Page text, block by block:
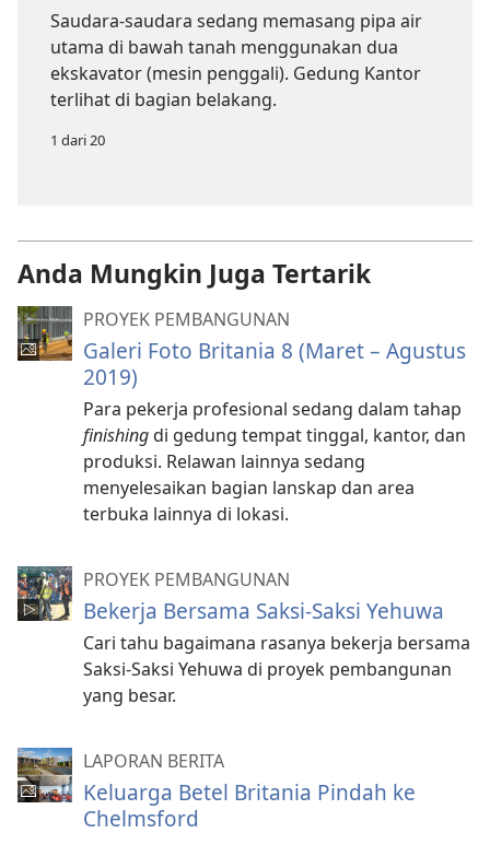
Saudara-saudara sedang memasang pipa air
utama di bawah tanah menggunakan dua
ekskavator (mesin penggali). Gedung Kantor
terlihat di bagian belakang.
1 dari 20
Anda Mungkin Juga Tertarik
PROYEK PEMBANGUNAN
Galeri Foto Britania 8 (Maret – Agustus
2019)
Para pekerja profesional sedang dalam tahap
finishingdi gedung tempat tinggal, kantor, dan
produksi. Relawan lainnya sedang
menyelesaikan bagian lanskap dan area
terbuka lainnya di lokasi.
PROYEK PEMBANGUNAN
Bekerja Bersama Saksi-Saksi Yehuwa
Cari tahu bagaimana rasanya bekerja bersama
Saksi-Saksi Yehuwa di proyek pembangunan
yang besar.
LAPORAN BERITA
Keluarga Betel Britania Pindah ke
Chelmsford